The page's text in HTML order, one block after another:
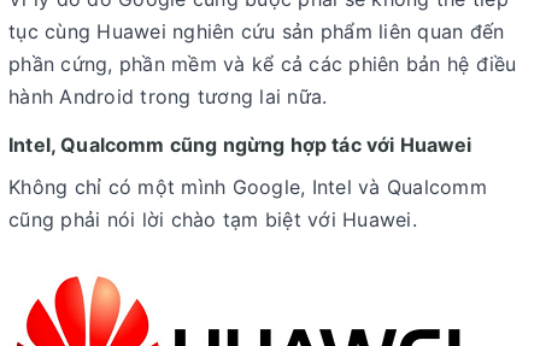
tục cùng Huawei nghiên cứu sản phẩm liên quan đến
phần cứng, phần mềm và kể cả các phiên bản hệ điều
hành Android trong tương lai nữa.
Intel, Qualcomm cũng ngừng hợp tác với Huawei
Không chỉ có một mình Google, Intel và Qualcomm
cũng phải nói lời chào tạm biệt với Huawei.